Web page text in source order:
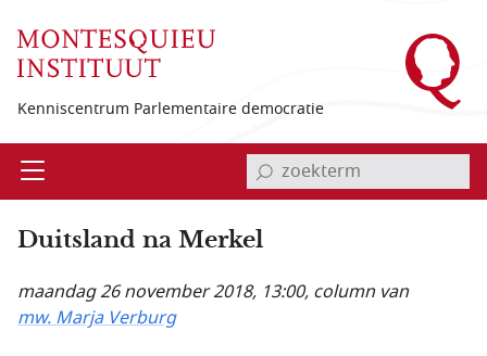
Kenniscentrum Parlementaire democratie
Open invoerveld zoekterm
Duitsland na Merkel
maandag 26 november 2018, 13:00, column van
mw. Marja Verburg